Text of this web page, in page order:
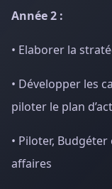
Année 2 :
• Elaborer la
• Développer les
piloter le plan
• Piloter,
affaires